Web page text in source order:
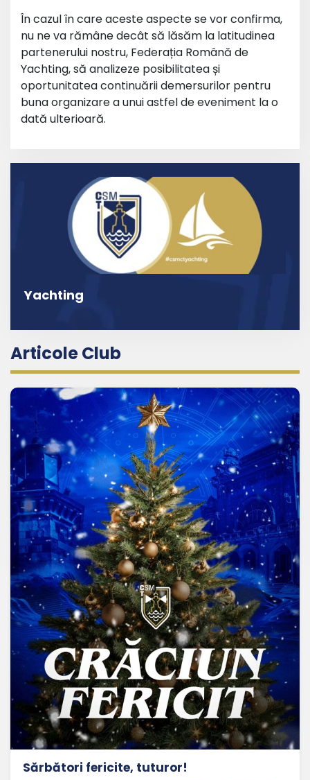
În cazul în care aceste aspecte se vor confirma,
nu ne va rămâne decât să lăsăm la latitudinea
partenerului nostru, Federația Română de
Yachting, să analizeze posibilitatea și
oportunitatea continuării demersurilor pentru
buna organizare a unui astfel de eveniment la o
dată ulterioară.
Yachting
Articole Club
Sărbători fericite, tuturor!